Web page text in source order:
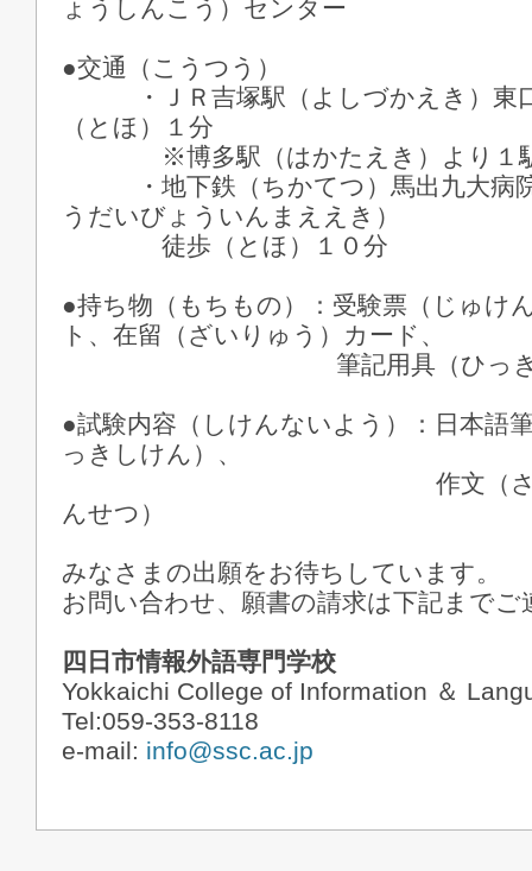
ょうしんこう）センター
●交通（こうつう）
・ＪＲ吉塚駅（よしづかえき）東
（とほ）１分
※博多駅（はかたえき）より１駅
・地下鉄（ちかてつ）馬出九大病院
うだいびょういんまええき）
徒歩（とほ）１０分
●持ち物（もちもの）：受験票（じゅけ
ト、在留（ざいりゅう）カード、
筆記用具（ひっきよ
●試験内容（しけんないよう）：日本語
っきしけん）、
作文（さくぶん）
んせつ）
みなさまの出願をお待ちしています。
お問い合わせ、願書の請求は下記までご
四日市情報外語専門学校
Yokkaichi College of Information ＆
Tel:059-353-8118
e-mail: info@ssc.ac.jp